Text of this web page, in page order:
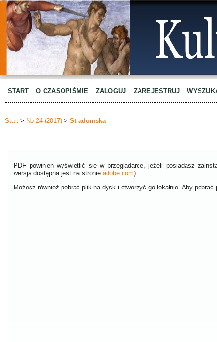
START O CZASOPIŚMIE ZALOGUJ ZAREJESTRUJ
Start > No 24 (2017) > Stradomska
PDF powinien wyświetlić się w przeglądarce, jeżeli posiadasz
wersja dostępna jest na stronie adobe.com).
Możesz również pobrać plik na dysk i otworzyć go lokalnie. Aby